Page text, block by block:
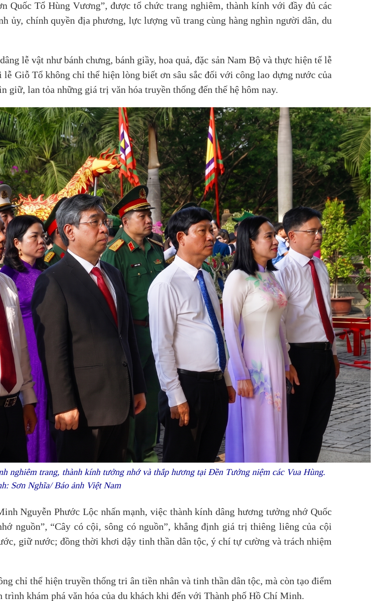
Quốc Tổ Hùng Vương”, được tổ chức trang nghiêm, thành kính với đầy đủ các
ủy, chính quyền địa phương, lực lượng vũ trang cùng hàng nghìn người dân, du
lễ vật như bánh chưng, bánh giầy, hoa quả, đặc sản Nam Bộ và thực hiện tế lễ
Giỗ Tổ không chỉ thể hiện lòng biết ơn sâu sắc đối với công lao dựng nước của
giữ, lan tỏa những giá trị văn hóa truyền thống đến thế hệ hôm nay.
nghiêm trang, thành kính tưởng nhớ và thắp hương tại Đền Tưởng niệm các Vua Hùng.
Sơn Nghĩa/ Báo ảnh Việt Nam
Nguyễn Phước Lộc nhấn mạnh, việc thành kính dâng hương tưởng nhớ Quốc
nguồn”, “Cây có cội, sông có nguồn”, khẳng định giá trị thiêng liêng của cội
giữ nước; đồng thời khơi dậy tinh thần dân tộc, ý chí tự cường và trách nhiệm
chỉ thể hiện truyền thống tri ân tiền nhân và tinh thần dân tộc, mà còn tạo điểm
khám phá văn hóa của du khách khi đến với Thành phố Hồ Chí Minh.